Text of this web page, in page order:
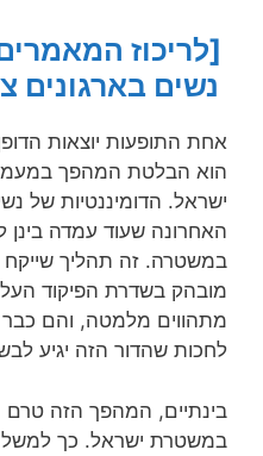
[לריכוז
נשים בארגונים
אחת התופעות יוצאות הדופן
הוא הבלטת המהפך
ישראל. הדומיננטיות של
האחרונה שעוד עמדה בינן
במשטרה. זה תהליך שייקח
מובהק בשדרת הפיקוד
מתהווים מלמטה, והם כבר
לחכות שהדור הזה יגיע
בינתיים, המהפך הזה טרם
במשטרת ישראל. כך למשל